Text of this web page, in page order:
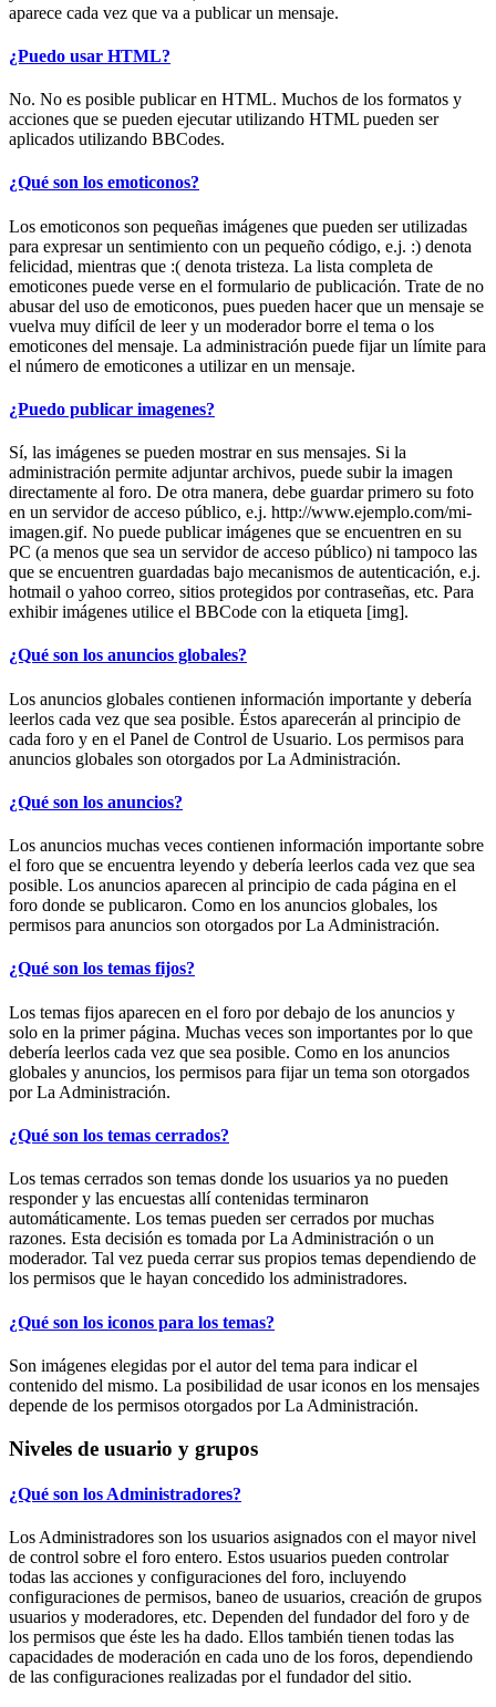
aparece cada vez que va a publicar un mensaje.
¿Puedo usar HTML?
No. No es posible publicar en HTML. Muchos de los formatos y
acciones que se pueden ejecutar utilizando HTML pueden ser
aplicados utilizando BBCodes.
¿Qué son los emoticonos?
Los emoticonos son pequeñas imágenes que pueden ser utilizadas
para expresar un sentimiento con un pequeño código, e.j. :) denota
felicidad, mientras que :( denota tristeza. La lista completa de
emoticones puede verse en el formulario de publicación. Trate de no
abusar del uso de emoticonos, pues pueden hacer que un mensaje se
vuelva muy difícil de leer y un moderador borre el tema o los
emoticones del mensaje. La administración puede fijar un límite para
el número de emoticones a utilizar en un mensaje.
¿Puedo publicar imagenes?
Sí, las imágenes se pueden mostrar en sus mensajes. Si la
administración permite adjuntar archivos, puede subir la imagen
directamente al foro. De otra manera, debe guardar primero su foto
en un servidor de acceso público, e.j. http://www.ejemplo.com/mi-
imagen.gif. No puede publicar imágenes que se encuentren en su
PC (a menos que sea un servidor de acceso público) ni tampoco las
que se encuentren guardadas bajo mecanismos de autenticación, e.j.
hotmail o yahoo correo, sitios protegidos por contraseñas, etc. Para
exhibir imágenes utilice el BBCode con la etiqueta [img].
¿Qué son los anuncios globales?
Los anuncios globales contienen información importante y debería
leerlos cada vez que sea posible. Éstos aparecerán al principio de
cada foro y en el Panel de Control de Usuario. Los permisos para
anuncios globales son otorgados por La Administración.
¿Qué son los anuncios?
Los anuncios muchas veces contienen información importante sobre
el foro que se encuentra leyendo y debería leerlos cada vez que sea
posible. Los anuncios aparecen al principio de cada página en el
foro donde se publicaron. Como en los anuncios globales, los
permisos para anuncios son otorgados por La Administración.
¿Qué son los temas fijos?
Los temas fijos aparecen en el foro por debajo de los anuncios y
solo en la primer página. Muchas veces son importantes por lo que
debería leerlos cada vez que sea posible. Como en los anuncios
globales y anuncios, los permisos para fijar un tema son otorgados
por La Administración.
¿Qué son los temas cerrados?
Los temas cerrados son temas donde los usuarios ya no pueden
responder y las encuestas allí contenidas terminaron
automáticamente. Los temas pueden ser cerrados por muchas
razones. Esta decisión es tomada por La Administración o un
moderador. Tal vez pueda cerrar sus propios temas dependiendo de
los permisos que le hayan concedido los administradores.
¿Qué son los iconos para los temas?
Son imágenes elegidas por el autor del tema para indicar el
contenido del mismo. La posibilidad de usar iconos en los mensajes
depende de los permisos otorgados por La Administración.
Niveles de usuario y grupos
¿Qué son los Administradores?
Los Administradores son los usuarios asignados con el mayor nivel
de control sobre el foro entero. Estos usuarios pueden controlar
todas las acciones y configuraciones del foro, incluyendo
configuraciones de permisos, baneo de usuarios, creación de grupos
usuarios y moderadores, etc. Dependen del fundador del foro y de
los permisos que éste les ha dado. Ellos también tienen todas las
capacidades de moderación en cada uno de los foros, dependiendo
de las configuraciones realizadas por el fundador del sitio.